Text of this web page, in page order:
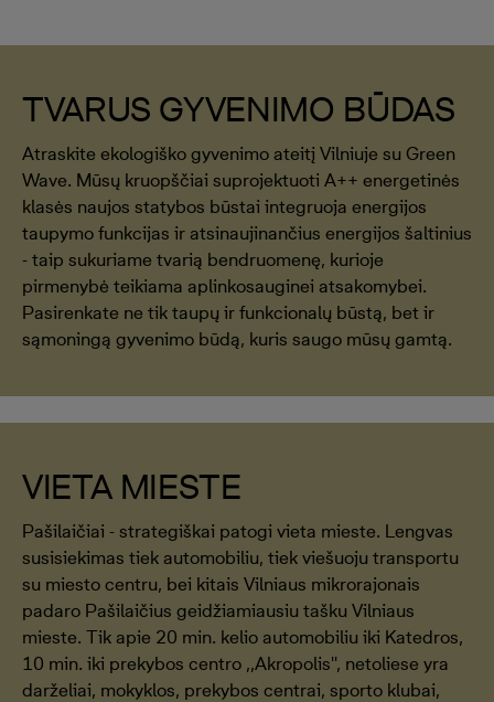
TVARUS GYVENIMO BŪDAS
Atraskite ekologiško gyvenimo ateitį Vilniuje su Green
Wave. Mūsų kruopščiai suprojektuoti A++ energetinės
klasės naujos statybos būstai integruoja energijos
taupymo funkcijas ir atsinaujinančius energijos šaltinius
- taip sukuriame tvarią bendruomenę, kurioje
pirmenybė teikiama aplinkosauginei atsakomybei.
Pasirenkate ne tik taupų ir funkcionalų būstą, bet ir
sąmoningą gyvenimo būdą, kuris saugo mūsų gamtą.
VIETA MIESTE
Pašilaičiai - strategiškai patogi vieta mieste. Lengvas
susisiekimas tiek automobiliu, tiek viešuoju transportu
su miesto centru, bei kitais Vilniaus mikrorajonais
padaro Pašilaičius geidžiamiausiu tašku Vilniaus
mieste. Tik apie 20 min. kelio automobiliu iki Katedros,
10 min. iki prekybos centro ,,Akropolis'', netoliese yra
darželiai, mokyklos, prekybos centrai, sporto klubai,